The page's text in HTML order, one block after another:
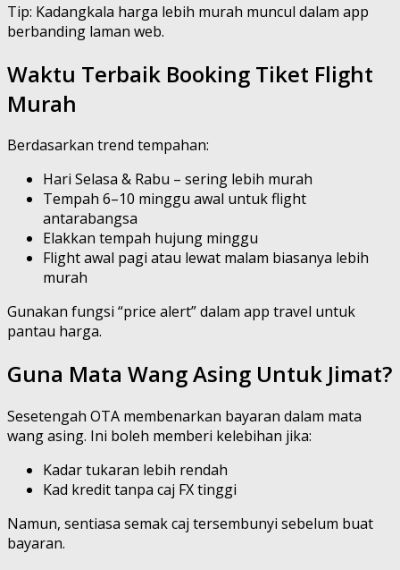
Tip: Kadangkala harga lebih murah muncul dalam app
berbanding laman web.
Waktu Terbaik Booking Tiket Flight
Murah
Berdasarkan trend tempahan:
Hari Selasa & Rabu – sering lebih murah
Tempah 6–10 minggu awal untuk flight
antarabangsa
Elakkan tempah hujung minggu
Flight awal pagi atau lewat malam biasanya lebih
murah
Gunakan fungsi “price alert” dalam app travel untuk
pantau harga.
Guna Mata Wang Asing Untuk Jimat?
Sesetengah OTA membenarkan bayaran dalam mata
wang asing. Ini boleh memberi kelebihan jika:
Kadar tukaran lebih rendah
Kad kredit tanpa caj FX tinggi
Namun, sentiasa semak caj tersembunyi sebelum buat
bayaran.